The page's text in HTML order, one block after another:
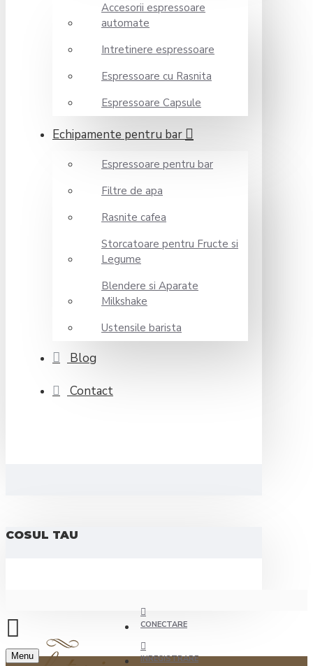
Accesorii espressoare
automate
Intretinere espressoare
Espressoare cu Rasnita
Espressoare Capsule
Echipamente pentru bar
Espressoare pentru bar
Filtre de apa
Rasnite cafea
Storcatoare pentru Fructe si
Legume
Blendere si Aparate
Milkshake
Ustensile barista
Blog
Contact
COSUL TAU
CONECTARE
INREGISTRARE
Menu